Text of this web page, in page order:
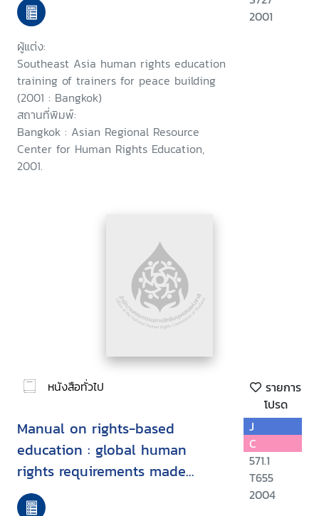
October 23-27, 2001
ผู้แต่ง:
Southeast Asia human rights education
training of trainers for peace building
(2001 : Bangkok)
สถานที่พิมพ์:
Bangkok : Asian Regional Resource
Center for Human Rights Education,
2001.
2001
หนังสือทั่วไป
รายการ
โปรด
Manual on rights-based
education : global human
rights requirements made
simple
J
C
571.1
T655
2004